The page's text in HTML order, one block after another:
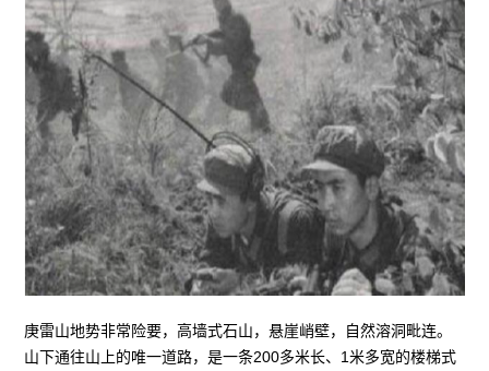
庚雷山地势非常险要，高墙式石山，悬崖峭壁，自然溶洞毗连。
山下通往山上的唯一道路，是一条200多米长、1米多宽的楼梯式